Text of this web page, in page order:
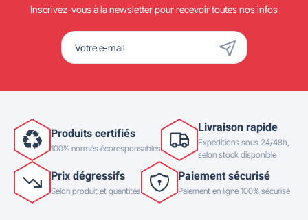
Inscrivez-vous à la newsletter pour recevoir toutes nos infos
Produits certifiés
100% normés écoresponsables
Livraison rapide
Expéditions sous 24/48h,
selon stock disponible
Prix dégressifs
Selon produit et quantités
Paiement sécurisé
Paiement en ligne 100% sécurisé